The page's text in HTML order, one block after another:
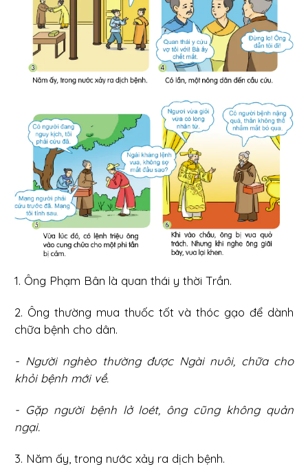
1. Ông Phạm Bân là quan thái y thời Trần.
2. Ông thường mua thuốc tốt và thóc gạo để dành
chữa bệnh cho dân.
- Người nghèo thường được Ngài nuôi, chữa cho
khỏi bệnh mới về.
- Gặp người bệnh lở loét, ông cũng không quản
ngại.
3. Năm ấy, trong nước xảy ra dịch bệnh.